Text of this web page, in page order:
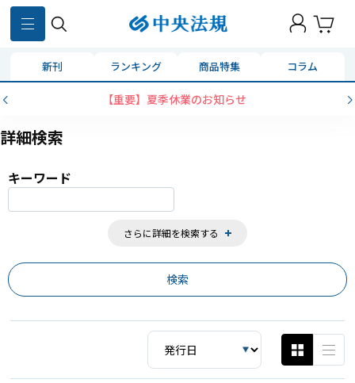
新刊 ランキング 商品特集 コラム
コンビニ決済に「セブンイレブン」を追加いたしました
詳細検索
キーワード
さらに詳細を検索する
859